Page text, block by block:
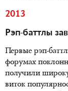
2013
Рэп-баттлы
Первые рэп-
форумах
получили
виток